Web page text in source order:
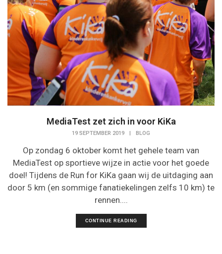
MediaTest zet zich in voor KiKa
19 SEPTEMBER 2019 BLOG
Op zondag 6 oktober komt het gehele team van
MediaTest op sportieve wijze in actie voor het goede
doel! Tijdens de Run for KiKa gaan wij de uitdaging aan
door 5 km (en sommige fanatiekelingen zelfs 10 km) te
rennen....
CONTINUE READING